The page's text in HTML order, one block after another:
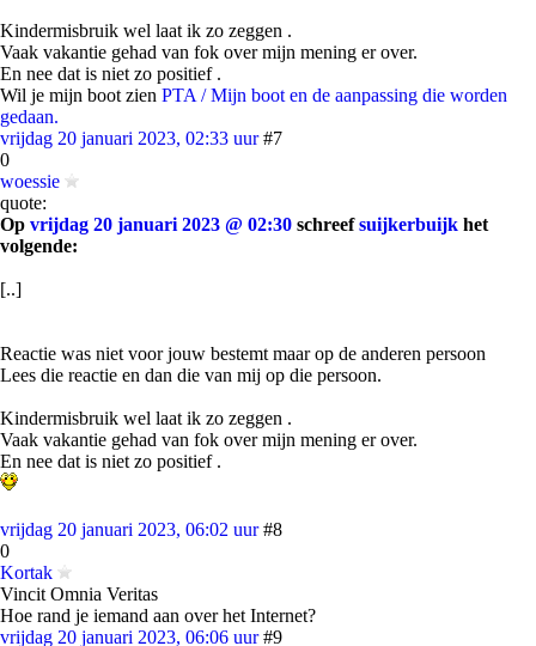
Kindermisbruik wel laat ik zo zeggen .
Vaak vakantie gehad van fok over mijn mening er over.
En nee dat is niet zo positief .
Wil je mijn boot zien PTA / Mijn boot en de aanpassing die worden
gedaan.
vrijdag 20 januari 2023, 02:33 uur #7
0
woessie
quote:
Op vrijdag 20 januari 2023 @ 02:30 schreefsuijkerbuijk het
volgende:
[..]
Reactie was niet voor jouw bestemt maar op de anderen persoon
Lees die reactie en dan die van mij op die persoon.
Kindermisbruik wel laat ik zo zeggen .
Vaak vakantie gehad van fok over mijn mening er over.
En nee dat is niet zo positief .
vrijdag 20 januari 2023, 06:02 uur #8
0
Kortak
Vincit Omnia Veritas
Hoe rand je iemand aan over het Internet?
vrijdag 20 januari 2023, 06:06 uur #9